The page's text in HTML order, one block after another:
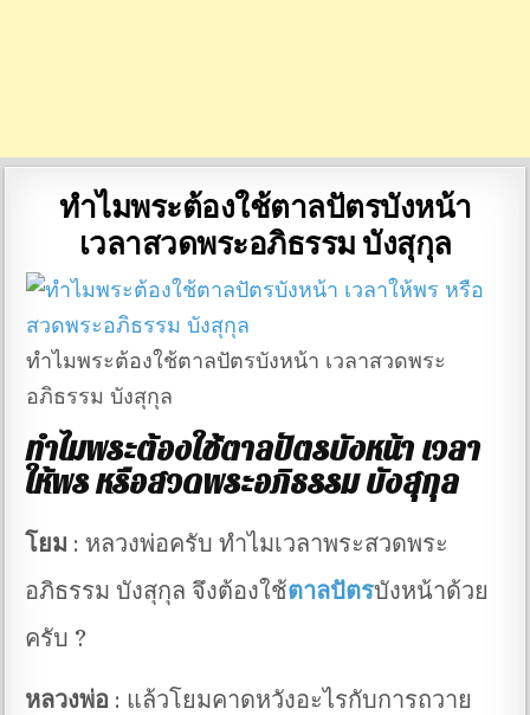
ทำไมพระต้องใช้ตาลปัตรบังหน้า
เวลาสวดพระอภิธรรม บังสุกุล
ทำไมพระต้องใช้ตาลปัตรบังหน้า เวลาสวดพระ
อภิธรรม บังสุกุล
ทำไมพระต้องใช้ตาลปัตรบังหน้า เวลา
ให้พร หรือสวดพระอภิธรรม บังสุกุล
โยม : หลวงพ่อครับ ทำไมเวลาพระสวดพระ
อภิธรรม บังสุกุล จึงต้องใช้ตาลปัตรบังหน้าด้วย
ครับ ?
หลวงพ่อ : แล้วโยมคาดหวังอะไรกับการถวาย